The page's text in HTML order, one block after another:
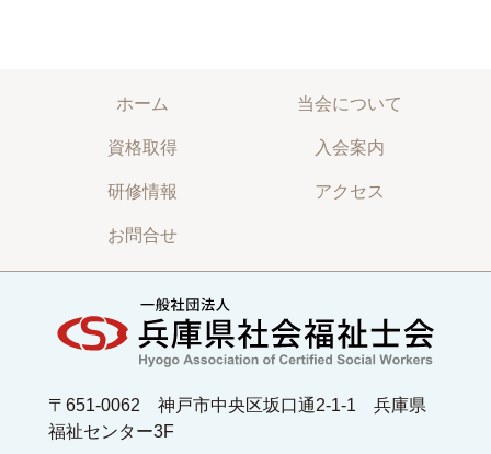
ホーム 当会について
資格取得 入会案内
研修情報 アクセス
お問合せ
〒651-0062 神戸市中央区坂口通2-1-1 兵庫県
福祉センター3F